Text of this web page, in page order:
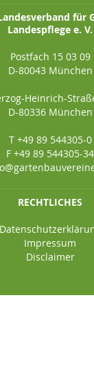
für
Landespflege e. V.
Postfach 15 03 09
D-80043 München
Heinrich-
D-80336 München
T +49 89 544305-0
F +49 89 544305-34
RECHTLICHES
Impressum
Disclaimer